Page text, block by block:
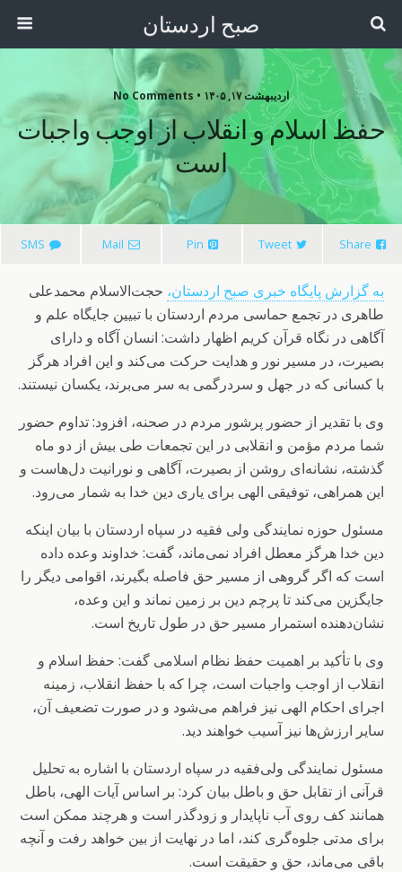
صبح اردستان
اردیبهشت ۱۷, ۱۴۰۵ • No Comments
حفظ اسلام و انقلاب از اوجب واجبات
است
Share
Tweet
Pin
Mail
SMS
به گزارش پایگاه خبری صبح اردستان، حجت‌الاسلام محمدعلی
طاهری در تجمع حماسی مردم اردستان با تبیین جایگاه علم و
آگاهی در نگاه قرآن کریم اظهار داشت: انسان آگاه و دارای
بصیرت، در مسیر نور و هدایت حرکت می‌کند و این افراد هرگز
با کسانی که در جهل و سردرگمی به سر می‌برند، یکسان نیستند.
وی با تقدیر از حضور پرشور مردم در صحنه، افزود: تداوم حضور
شما مردم مؤمن و انقلابی در این تجمعات طی بیش از دو ماه
گذشته، نشانه‌ای روشن از بصیرت، آگاهی و نورانیت دل‌هاست و
این همراهی، توفیقی الهی برای یاری دین خدا به شمار می‌رود.
مسئول حوزه نمایندگی ولی فقیه در سپاه اردستان با بیان اینکه
دین خدا هرگز معطل افراد نمی‌ماند، گفت: خداوند وعده داده
است که اگر گروهی از مسیر حق فاصله بگیرند، اقوامی دیگر را
جایگزین می‌کند تا پرچم دین بر زمین نماند و این وعده،
نشان‌دهنده استمرار مسیر حق در طول تاریخ است.
وی با تأکید بر اهمیت حفظ نظام اسلامی گفت: حفظ اسلام و
انقلاب از اوجب واجبات است، چرا که با حفظ انقلاب، زمینه
اجرای احکام الهی نیز فراهم می‌شود و در صورت تضعیف آن،
سایر ارزش‌ها نیز آسیب خواهند دید.
مسئول نمایندگی ولی‌فقیه در سپاه اردستان با اشاره به تحلیل
قرآنی از تقابل حق و باطل بیان کرد: بر اساس آیات الهی، باطل
همانند کف روی آب ناپایدار و زودگذر است و هرچند ممکن است
برای مدتی جلوه‌گری کند، اما در نهایت از بین خواهد رفت و آنچه
باقی می‌ماند، حق و حقیقت است.